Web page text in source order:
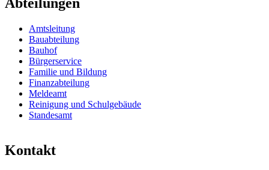
Abteilungen
Amtsleitung
Bauabteilung
Bauhof
Bürgerservice
Familie und Bildung
Finanzabteilung
Meldeamt
Reinigung und Schulgebäude
Standesamt
Kontakt